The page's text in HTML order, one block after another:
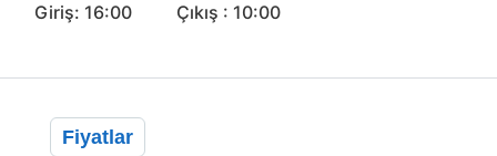
Giriş: 16:00 Çıkış : 10:00
Fiyatlar